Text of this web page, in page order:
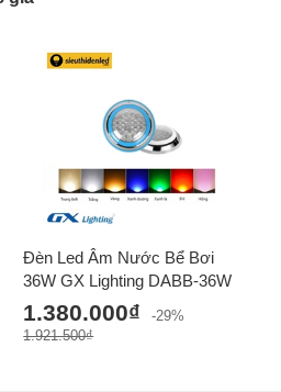
Đèn Led Âm Nước Bể Bơi
36W GX Lighting DABB-36W
1.380.000₫
-29%
1.921.500₫